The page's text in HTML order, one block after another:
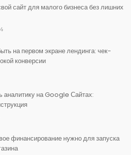
сайт для малого бизнеса без лишних
на первом экране лендинга: чек-
конверсии
аналитику на Google Сайтах:
финансирование нужно для запуска